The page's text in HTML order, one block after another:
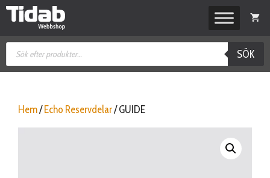
Hoppa
Produktsökning
SÖK
Hem/ Echo Reservdelar/ GUIDE